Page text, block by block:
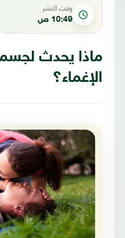
وقت النشر
10:49 ص
ماذا يحدث
الإغماء؟